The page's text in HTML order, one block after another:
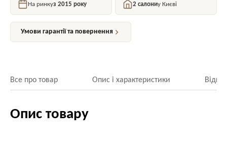
На ринкуз 2015 року 2 салониу Києві
Умови гарантії та повернення
Все про товар Опис і характеристики
Опис товару